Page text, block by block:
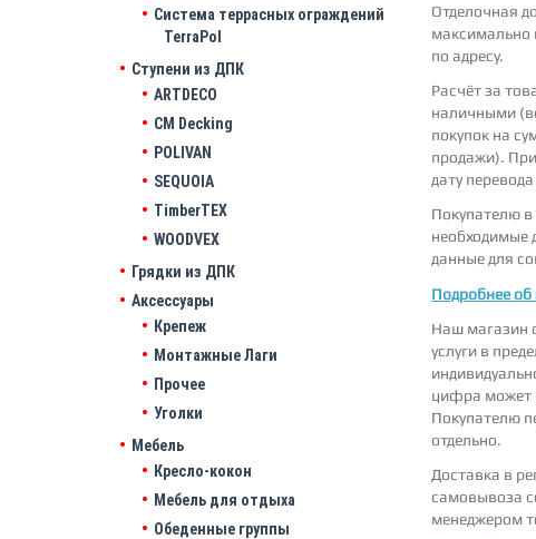
Отделочная
максимально
по адресу.
Расчёт за
наличными
покупок на
продажи).
дату
Покупателю в
необходимые
данные для
Подробнее об
Наш магазин
услуги в
цифра может
Покупателю
отдельно.
Доставка в
самовывоза
менеджером
Система террасных ограждений
TerraPol
Ступени из ДПК
ARTDECO
CM Decking
POLIVAN
SEQUOIA
TimberTEX
WOODVEX
Грядки из ДПК
Аксессуары
Крепеж
Монтажные Лаги
Прочее
Уголки
Мебель
Кресло-кокон
Мебель для отдыха
Обеденные группы